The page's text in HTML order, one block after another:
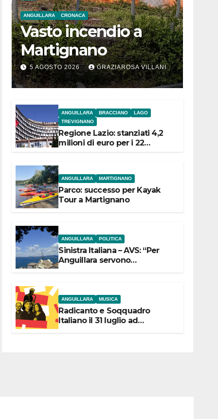
ANGUILLARA CRONACA
Vasto incendio a
Martignano
5 AGOSTO 2026 GRAZIAROSA VILLANI
ANGUILLARA BRACCIANO
LAGO
TREVIGNANO
Regione Lazio: stanziati 4,2
milioni di euro per i 22
ANGUILLARA MARTIGNANO
Parco: successo per Kayak
Tour a Martignano
ANGUILLARA POLITICA
Sinistra Italiana – AVS: “Per
Anguillara servono
ANGUILLARA MUSICA
Radicanto e Soqquadro
Italiano il 31 luglio ad